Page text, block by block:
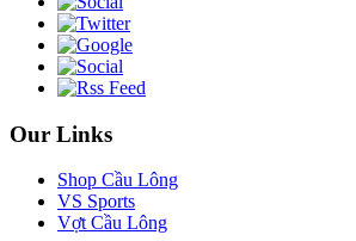
Our Links
Shop Cầu Lông
VS Sports
Vợt Cầu Lông